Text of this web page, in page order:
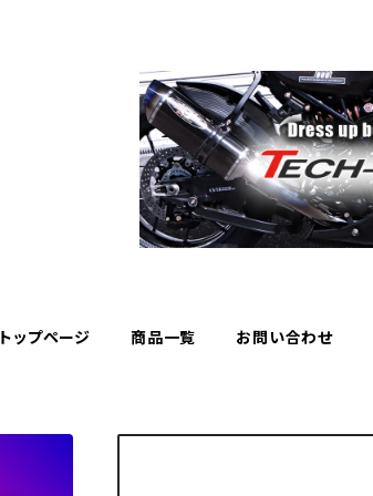
トップページ 商品一覧 お問い合わせ